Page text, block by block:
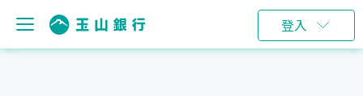
登入